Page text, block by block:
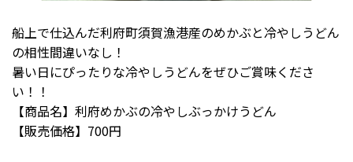
船上で仕込んだ利府町須賀漁港産のめかぶと冷やしうどん
の相性間違いなし！
暑い日にぴったりな冷やしうどんをぜひご賞味くださ
い！！
【商品名】利府めかぶの冷やしぶっかけうどん
【販売価格】700円